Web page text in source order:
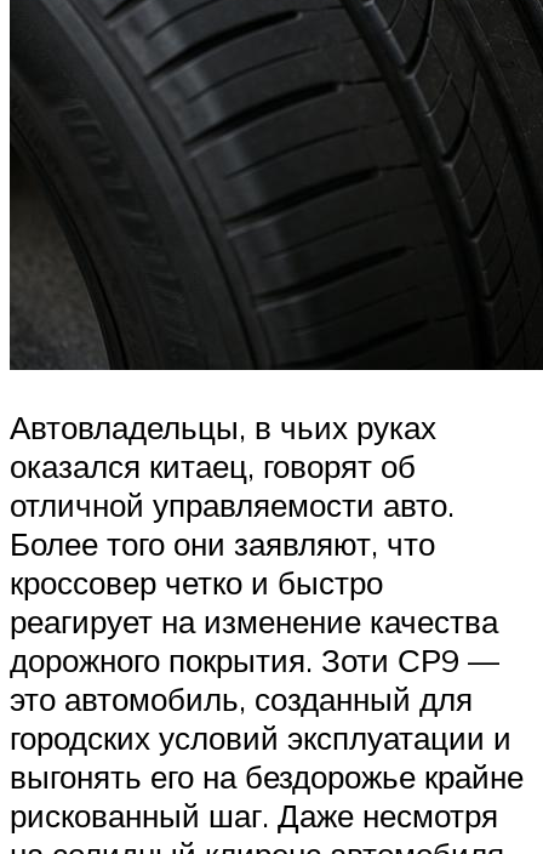
Автовладельцы, в чьих руках
оказался китаец, говорят об
отличной управляемости авто.
Более того они заявляют, что
кроссовер четко и быстро
реагирует на изменение качества
дорожного покрытия. Зоти СР9 —
это автомобиль, созданный для
городских условий эксплуатации и
выгонять его на бездорожье крайне
рискованный шаг. Даже несмотря